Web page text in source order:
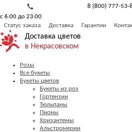
8 (800) 777-53-
с 6:00 до 23:00
Статус заказа
Доставка Гарантии
Доставка цветов
в Некрасовском
Розы
Все букеты
Букеты цветов
Букеты из роз
Гортензии
Тюльпаны
Пионы
Хризантемы
Альстромерии